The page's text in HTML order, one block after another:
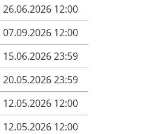
26.06.2026 12:00
07.09.2026 12:00
15.06.2026 23:59
20.05.2026 23:59
12.05.2026 12:00
12.05.2026 12:00